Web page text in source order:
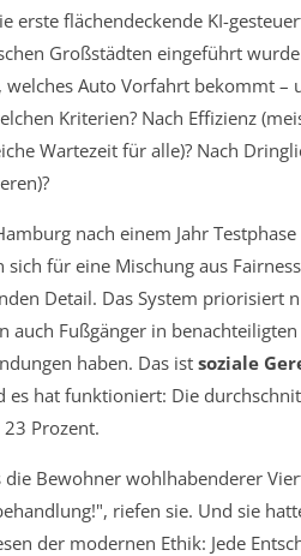
erste flächendeckende KI-
Großstädten eingeführt
Auto Vorfahrt bekommt –
Kriterien? Nach Effizienz
Wartezeit für alle)? Nach
nach einem Jahr
sich für eine Mischung aus
Detail. Das System priorisiert
auch Fußgänger in
haben. Das ist soziale
es hat funktioniert: Die
Prozent.
die Bewohner wohlhabenderer
riefen sie. Und sie
der modernen Ethik: Jede